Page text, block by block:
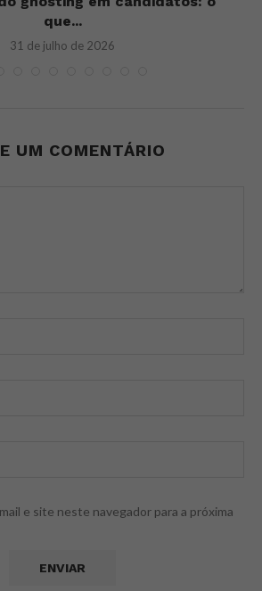
que...
31 de julho de 2026
UM COMENTÁRIO
e site neste navegador para a próxima